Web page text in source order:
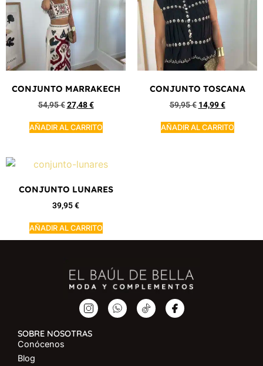
CONJUNTO MARRAKECH
54,95€ 27,48€
AÑADIR AL CARRITO
CONJUNTO TOSCANA
59,95€ 14,99€
AÑADIR AL CARRITO
CONJUNTO LUNARES
39,95€
AÑADIR AL CARRITO
SOBRE NOSOTRAS
Conócenos
Blog